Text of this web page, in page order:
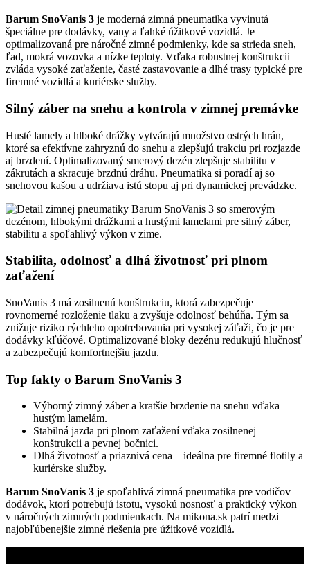
Barum SnoVanis 3 je moderná zimná pneumatika vyvinutá
špeciálne pre dodávky, vany a ľahké úžitkové vozidlá. Je
optimalizovaná pre náročné zimné podmienky, kde sa strieda sneh,
ľad, mokrá vozovka a nízke teploty. Vďaka robustnej konštrukcii
zvláda vysoké zaťaženie, časté zastavovanie a dlhé trasy typické pre
firemné vozidlá a kuriérske služby.
Silný záber na snehu a kontrola v zimnej premávke
Husté lamely a hlboké drážky vytvárajú množstvo ostrých hrán,
ktoré sa efektívne zahryznú do snehu a zlepšujú trakciu pri rozjazde
aj brzdení. Optimalizovaný smerový dezén zlepšuje stabilitu v
zákrutách a skracuje brzdnú dráhu. Pneumatika si poradí aj so
snehovou kašou a udržiava istú stopu aj pri dynamickej prevádzke.
Stabilita, odolnosť a dlhá životnosť pri plnom
zaťažení
SnoVanis 3 má zosilnenú konštrukciu, ktorá zabezpečuje
rovnomerné rozloženie tlaku a zvyšuje odolnosť behúňa. Tým sa
znižuje riziko rýchleho opotrebovania pri vysokej záťaži, čo je pre
dodávky kľúčové. Optimalizované bloky dezénu redukujú hlučnosť
a zabezpečujú komfortnejšiu jazdu.
Top fakty o Barum SnoVanis 3
Výborný zimný záber a kratšie brzdenie na snehu vďaka
hustým lamelám.
Stabilná jazda pri plnom zaťažení vďaka zosilnenej
konštrukcii a pevnej bočnici.
Dlhá životnosť a priaznivá cena – ideálna pre firemné flotily a
kuriérske služby.
Barum SnoVanis 3 je spoľahlivá zimná pneumatika pre vodičov
dodávok, ktorí potrebujú istotu, vysokú nosnosť a praktický výkon
v náročných zimných podmienkach. Na mikona.sk patrí medzi
najobľúbenejšie zimné riešenia pre úžitkové vozidlá.